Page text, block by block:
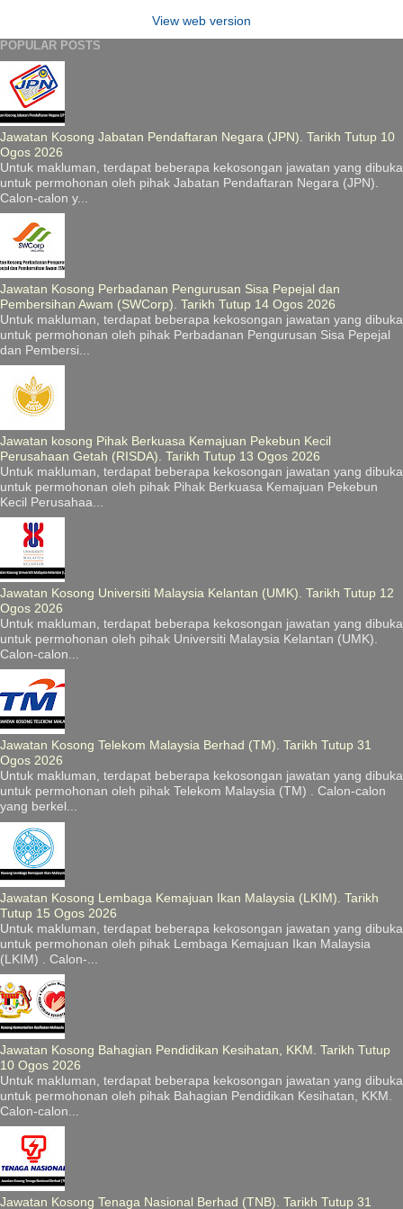
View web version
POPULAR POSTS
Jawatan Kosong Jabatan Pendaftaran Negara (JPN). Tarikh Tutup 10
Ogos 2026
Untuk makluman, terdapat beberapa kekosongan jawatan yang dibuka
untuk permohonan oleh pihak Jabatan Pendaftaran Negara (JPN).
Calon-calon y...
Jawatan Kosong Perbadanan Pengurusan Sisa Pepejal dan
Pembersihan Awam (SWCorp). Tarikh Tutup 14 Ogos 2026
Untuk makluman, terdapat beberapa kekosongan jawatan yang dibuka
untuk permohonan oleh pihak Perbadanan Pengurusan Sisa Pepejal
dan Pembersi...
Jawatan kosong Pihak Berkuasa Kemajuan Pekebun Kecil
Perusahaan Getah (RISDA). Tarikh Tutup 13 Ogos 2026
Untuk makluman, terdapat beberapa kekosongan jawatan yang dibuka
untuk permohonan oleh pihak Pihak Berkuasa Kemajuan Pekebun
Kecil Perusahaa...
Jawatan Kosong Universiti Malaysia Kelantan (UMK). Tarikh Tutup 12
Ogos 2026
Untuk makluman, terdapat beberapa kekosongan jawatan yang dibuka
untuk permohonan oleh pihak Universiti Malaysia Kelantan (UMK).
Calon-calon...
Jawatan Kosong Telekom Malaysia Berhad (TM). Tarikh Tutup 31
Ogos 2026
Untuk makluman, terdapat beberapa kekosongan jawatan yang dibuka
untuk permohonan oleh pihak Telekom Malaysia (TM) . Calon-calon
yang berkel...
Jawatan Kosong Lembaga Kemajuan Ikan Malaysia (LKIM). Tarikh
Tutup 15 Ogos 2026
Untuk makluman, terdapat beberapa kekosongan jawatan yang dibuka
untuk permohonan oleh pihak Lembaga Kemajuan Ikan Malaysia
(LKIM) . Calon-...
Jawatan Kosong Bahagian Pendidikan Kesihatan, KKM. Tarikh Tutup
10 Ogos 2026
Untuk makluman, terdapat beberapa kekosongan jawatan yang dibuka
untuk permohonan oleh pihak Bahagian Pendidikan Kesihatan, KKM.
Calon-calon...
Jawatan Kosong Tenaga Nasional Berhad (TNB). Tarikh Tutup 31